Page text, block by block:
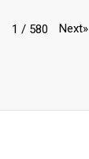
1 / 580 Next»